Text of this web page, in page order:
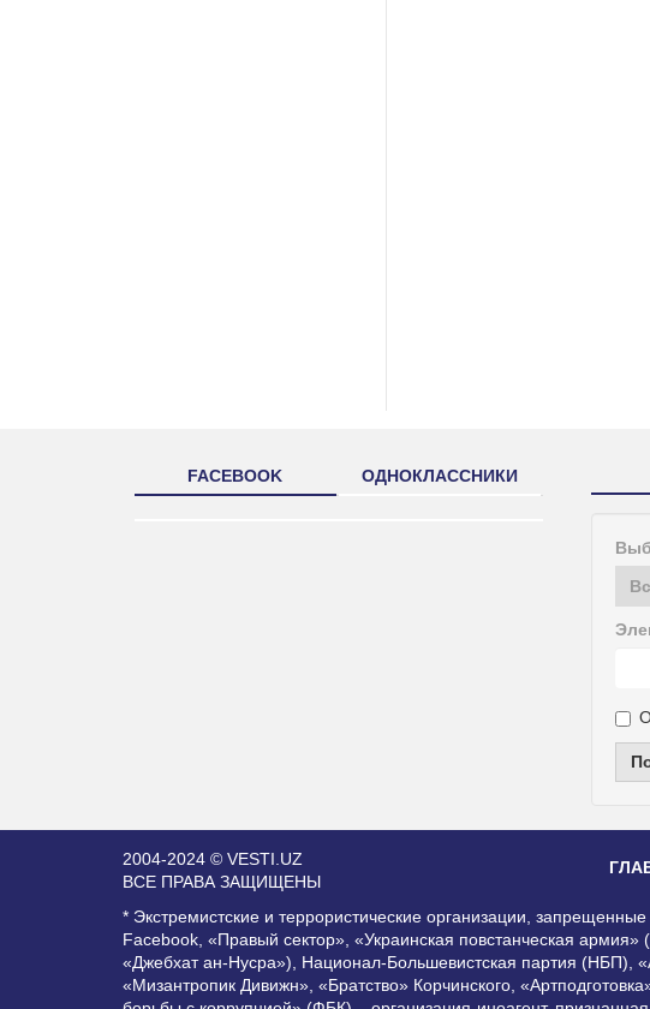
FACEBOOK ОДНОКЛАССНИКИ
2004-2024 © VESTI.UZ
ВСЕ ПРАВА ЗАЩИЩЕНЫ
* Экстремистские и террористические организации,
Facebook, «Правый сектор», «Украинская повстанческая
«Джебхат ан-Нусра»), Национал-Большевистская партия (НБП),
«Мизантропик Дивижн», «Братство» Корчинского,